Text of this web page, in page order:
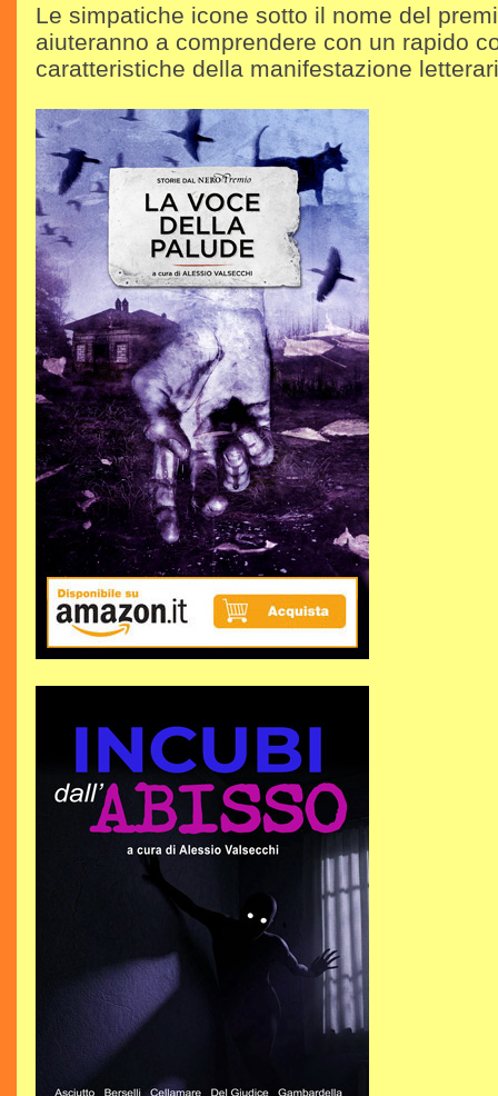
Le simpatiche icone sotto il nome del
aiuteranno a comprendere con un rapido
caratteristiche della manifestazione